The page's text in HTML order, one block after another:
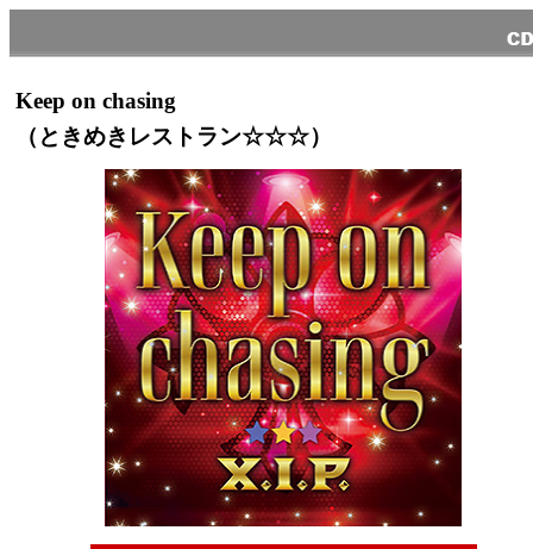
Keep on chasing
（ときめきレストラン☆☆☆）